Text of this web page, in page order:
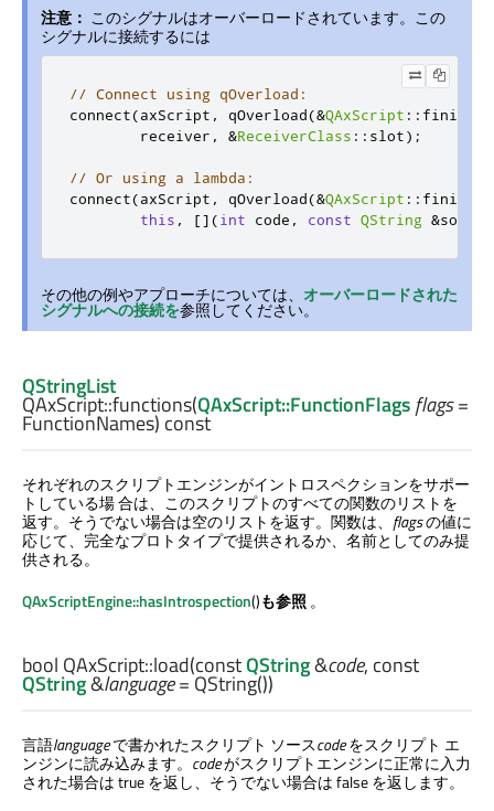
注意： このシグナルはオーバーロードされています。この
シグナルに接続するには
// Connect using qOverload:
connect(axScript , qOverload(&QAxScript :: finished
        receiver
, &ReceiverClass :: slot);
// Or using a lambda:
connect(axScript , qOverload(&QAxScript :: finished
this , [](int code , const QString &source
その他の例やアプローチについては、 オーバーロードされた
シグナルへの接続を参照してください。
QStringList
QAxScript::functions(QAxScript::FunctionFlagsflags=
FunctionNames) const
それぞれのスクリプトエンジンがイントロスペクションをサポー
トしている場 合は、このスクリプトのすべての関数のリストを
返す。そうでない場合は空のリストを返す。関数は、 flagsの値に
応じて、完全なプロトタイプで提供されるか、名前としてのみ提
供される。
QAxScriptEngine::hasIntrospection()も参照 。
bool QAxScript::load(constQString&code, const
QString&language= QString())
言語languageで書かれたスクリプト ソースcodeをスクリプト エ
ンジンに読み込みます。 codeがスクリプトエンジンに正常に入力
された場合は true を返し、そうでない場合は false を返します。